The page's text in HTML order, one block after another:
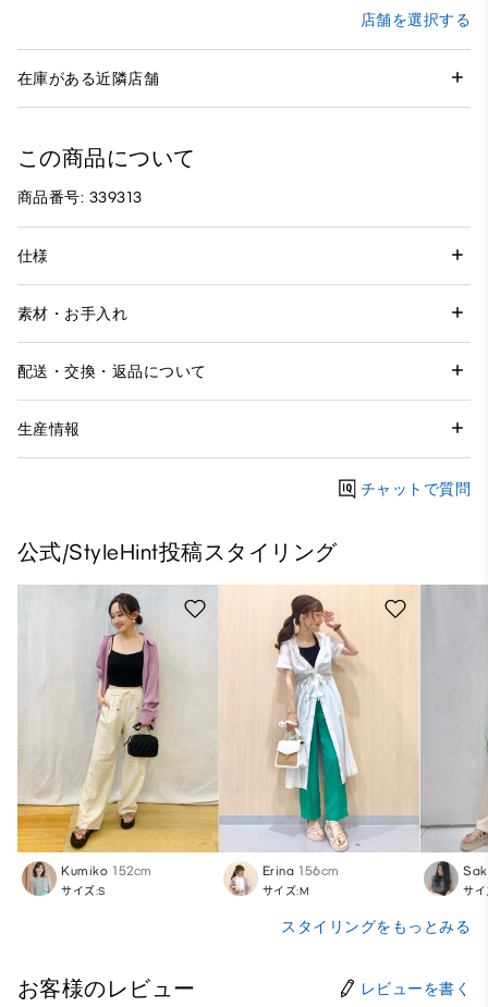
店舗を選択する
在庫がある近隣店舗
この商品について
商品番号: 339313
仕様
素材・お手入れ
配送・交換・返品について
生産情報
チャットで質問
公式/StyleHint投稿スタイリング
Kumiko 152cm
サイズ:S
Erina 156cm
サイズ:M サイ
スタイリングをもっとみる
お客様のレビュー レビューを書く